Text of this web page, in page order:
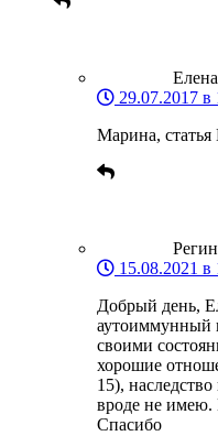
29.07.2017 в
Марина, статья
15.08.2021 в
Добрый день,
аутоиммунный
своими
хорошие
15),
вроде не имею.
Спасибо